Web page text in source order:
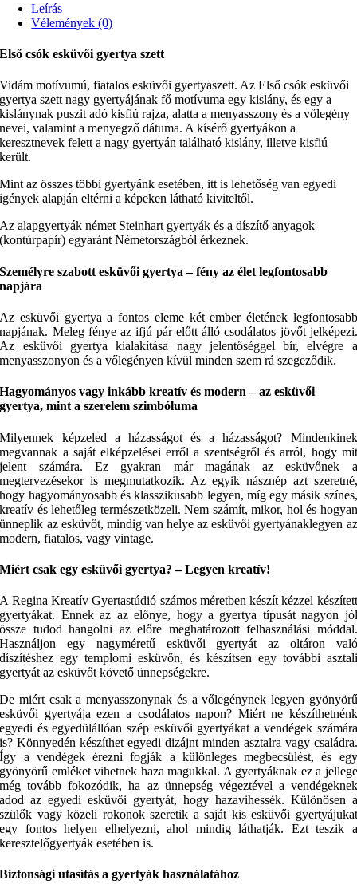
Leírás
Vélemények (0)
Első csók esküvői gyertya szett
Vidám motívumú, fiatalos esküvői gyertyaszett. Az Első csók esküvői
gyertya szett nagy gyertyájának fő motívuma egy kislány, és egy a
kislánynak puszit adó kisfiú rajza, alatta a menyasszony és a vőlegény
nevei, valamint a menyegző dátuma. A kísérő gyertyákon a
keresztnevek felett a nagy gyertyán található kislány, illetve kisfiú
került.
Mint az összes többi gyertyánk esetében, itt is lehetőség van egyedi
igények alapján eltérni a képeken látható kiviteltől.
Az alapgyertyák német Steinhart gyertyák és a díszítő anyagok
(kontúrpapír) egyaránt Németországból érkeznek.
Személyre szabott esküvői gyertya – fény az élet legfontosabb
napjára
Az esküvői gyertya a fontos eleme két ember életének legfontosabb
napjának. Meleg fénye az ifjú pár előtt álló csodálatos jövőt jelképezi.
Az esküvői gyertya kialakítása nagy jelentőséggel bír, elvégre a
menyasszonyon és a vőlegényen kívül minden szem rá szegeződik.
Hagyományos vagy inkább kreatív és modern – az esküvői
gyertya, mint a szerelem szimbóluma
Milyennek képzeled a házasságot és a házasságot? Mindenkinek
megvannak a saját elképzelései erről a szentségről és arról, hogy mit
jelent számára. Ez gyakran már magának az esküvőnek a
megtervezésekor is megmutatkozik. Az egyik násznép azt szeretné,
hogy hagyományosabb és klasszikusabb legyen, míg egy másik színes,
kreatív és lehetőleg természetközeli. Nem számít, mikor, hol és hogyan
ünneplik az esküvőt, mindig van helye az esküvői gyertyánaklegyen az
modern, fiatalos, vagy vintage.
Miért csak egy esküvői gyertya? – Legyen kreatív!
A Regina Kreatív Gyertastúdió számos méretben készít kézzel készített
gyertyákat. Ennek az az előnye, hogy a gyertya típusát nagyon jól
össze tudod hangolni az előre meghatározott felhasználási móddal.
Használjon egy nagyméretű esküvői gyertyát az oltáron való
díszítéshez egy templomi esküvőn, és készítsen egy további asztali
gyertyát az esküvőt követő ünnepségekre.
De miért csak a menyasszonynak és a vőlegénynek legyen gyönyörű
esküvői gyertyája ezen a csodálatos napon? Miért ne készíthetnénk
egyedi és egyedülállóan szép esküvői gyertyákat a vendégek számára
is? Könnyedén készíthet egyedi dizájnt minden asztalra vagy családra.
Így a vendégek érezni fogják a különleges megbecsülést, és egy
gyönyörű emléket vihetnek haza magukkal. A gyertyáknak ez a jellege
még tovább fokozódik, ha az ünnepség végeztével a vendégeknek
adod az egyedi esküvői gyertyát, hogy hazavihessék. Különösen a
szülők vagy közeli rokonok szeretik a saját kis esküvői gyertyájukat
egy fontos helyen elhelyezni, ahol mindig láthatják. Ezt teszik a
keresztelőgyertyák esetében is.
Biztonsági utasítás a gyertyák használatához